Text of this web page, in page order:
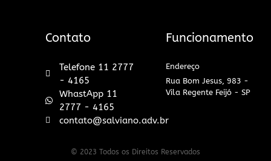
Contato
Telefone 11 2777
- 4165
WhastApp 11
2777 - 4165
contato@salviano.adv.br
Funcionamento
Endereço
Rua Bom Jesus, 983 -
Vila Regente Feijó - SP
© 2023 Todos os Direitos Reservados